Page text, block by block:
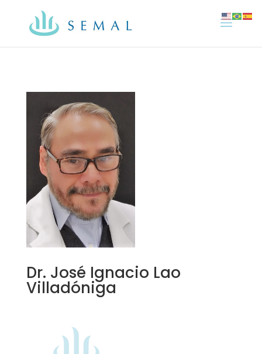
Dr. José Ignacio Lao
Villadóniga